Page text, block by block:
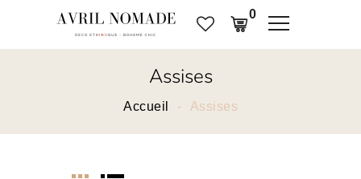
0
Assises
Accueil Assises